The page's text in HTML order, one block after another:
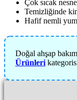
Çok sıcak
Temizliğinde
Hafif nemli
Doğal ahşap
Ürünleri